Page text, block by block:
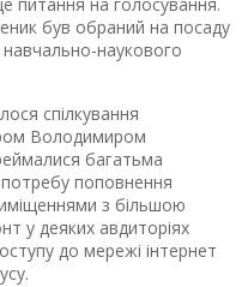
питання на голосування.
був обраний на посаду
навчально-наукового
спілкування
Володимиром
багатьма
поповнення
з більшою
у деяких авдиторіях
до мережі інтернет